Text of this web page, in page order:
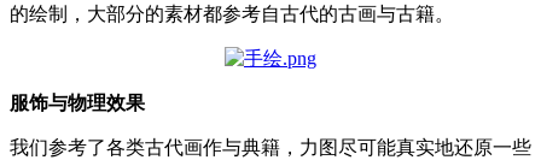
的绘制，大部分的素材都参考自古代的古画与古籍。
服饰与物理效果
我们参考了各类古代画作与典籍，力图尽可能真实地还原一些